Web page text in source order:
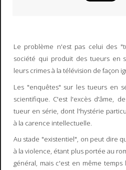
Le problème n'est pas celui des
société qui produit des tueurs en
leurs crimes à la télévision de façon
Les "enquêtes" sur les tueurs en
scientifique. C'est l'excès d'âme,
tueur en série, dont l'hystérie
à la carence intellectuelle.
Au stade "existentiel", on peut dire
à la violence, étant plus portée au
général, mais c'est en même